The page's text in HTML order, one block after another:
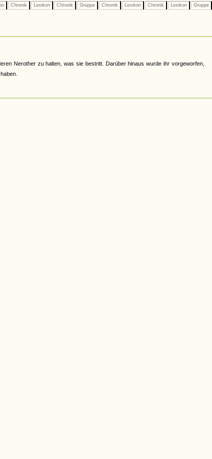
Chronik Lexikon Chronik Gruppe Chronik Lexikon Chronik Lexikon Gruppe
Nerother zu halten, was sie bestritt. Darüber hinaus wurde ihr vorgeworfen,